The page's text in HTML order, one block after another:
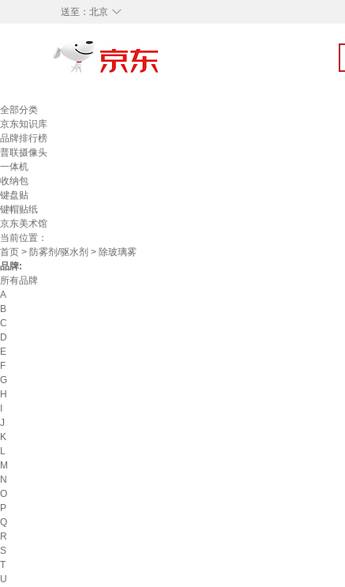
◇
送至： 北京
全部分类
京东知识库
品牌排行榜
普联摄像头
一体机
收纳包
键盘贴
键帽贴纸
京东美术馆
当前位置：
首页 > 防雾剂/驱水剂 > 除玻璃雾
品牌:
所有品牌
A
B
C
D
E
F
G
H
J
K
L
M
N
O
P
Q
R
S
T
U